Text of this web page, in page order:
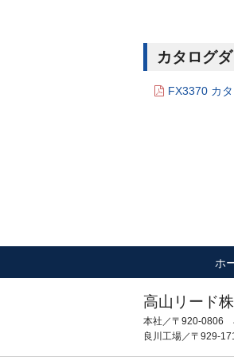
カタログ
FX3370 カ
ホ
高山リード
本社／〒920-0806
良川工場／〒929-